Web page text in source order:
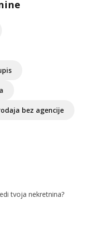
bez agencije
tvoja nekretnina?